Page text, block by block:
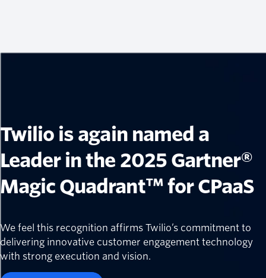
Twilio is again named a
Leader in the 2025 Gartner®
Magic Quadrant™ for CPaaS
We feel this recognition affirms Twilio’s commitment to
delivering innovative customer engagement technology
with strong execution and vision.